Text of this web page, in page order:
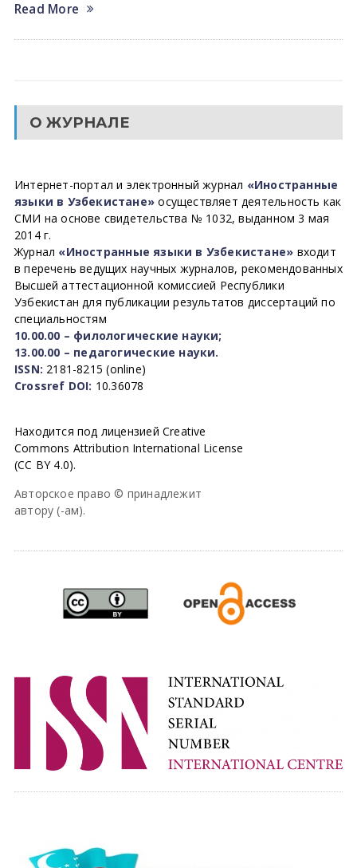
Read More
О ЖУРНАЛЕ
Интернет-портал и электронный журнал «Иностранные
языки в Узбекистане» осуществляет деятельность как
СМИ на основе свидетельства № 1032, выданном 3 мая
2014 г.
Журнал «Иностранные языки в Узбекистане» входит
в перечень ведущих научных журналов, рекомендованных
Высшей аттестационной комиссией Республики
Узбекистан для публикации результатов диссертаций по
специальностям
10.00.00 – филологические науки;
13.00.00 – педагогические науки.
ISSN: 2181-8215 (online)
Crossref DOI: 10.36078
Находится под лицензией Creative
Commons Attribution International License
(CC BY 4.0).
Авторское право © принадлежит
автору (-ам).